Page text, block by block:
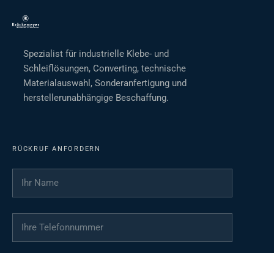
Spezialist für industrielle Klebe- und
Schleiflösungen, Converting, technische
Materialauswahl, Sonderanfertigung und
herstellerunabhängige Beschaffung.
RÜCKRUF ANFORDERN
Ihr Name
Ihre Telefonnummer